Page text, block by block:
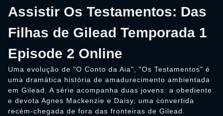
Assistir Os Testamentos: Das
Filhas de Gilead Temporada 1
Episode 2 Online
Uma evolução de "O Conto da Aia", "Os Testamentos" é
uma dramática história de amadurecimento ambientada
em Gilead. A série acompanha duas jovens: a obediente
e devota Agnes Mackenzie e Daisy, uma convertida
recém-chegada de fora das fronteiras de Gilead.